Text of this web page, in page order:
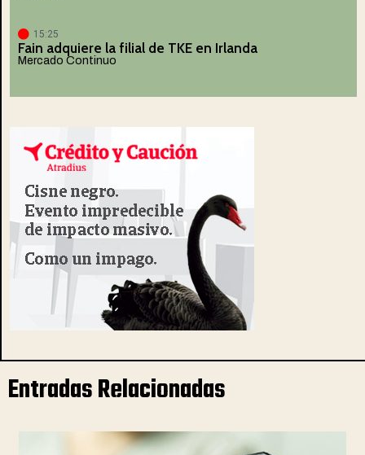
15:25
Fain adquiere la filial de TKE en Irlanda
Mercado Continuo
Entradas Relacionadas